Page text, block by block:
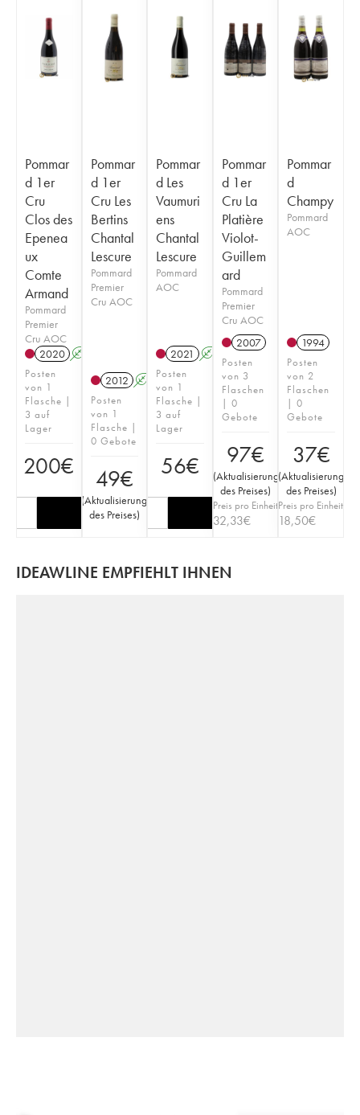
Pommar
d 1er
Cru
Clos des
Epenea
ux
Comte
Armand
Pommard
Premier
Cru AOC
2020 A
Posten
von 1
Flasche |
3 auf
Lager
200€
Pommar
d 1er
Cru Les
Bertins
Chantal
Lescure
Pommard
Premier
Cru AOC
2012 A
Posten
von 1
Flasche |
0 Gebote
49€
(Aktualisierung
des Preises)
Pommar
d Les
Vaumuri
ens
Chantal
Lescure
Pommard
AOC
2021 A
Posten
von 1
Flasche |
3 auf
Lager
56€
Pommar
d 1er
Cru La
Platière
Violot-
Guillem
ard
Pommard
Premier
Cru AOC
2007
Posten
von 3
Flaschen
| 0
Gebote
97€
(Aktualisierung
des Preises)
Preis pro Einheit
32,33€
Pommar
d
Champy
Pommard
AOC
1994
Posten
von 2
Flaschen
| 0
Gebote
37€
(Aktualisierung
des Preises)
Preis pro Einheit
18,50€
IDEAWLINE EMPFIEHLT IHNEN